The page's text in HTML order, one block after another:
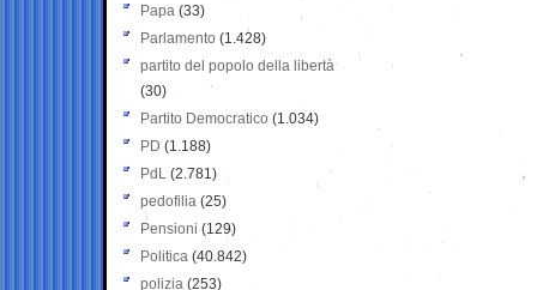
Papa (33)
Parlamento (1.428)
partito del popolo della libertà
(30)
Partito Democratico (1.034)
PD (1.188)
PdL (2.781)
pedofilia (25)
Pensioni (129)
Politica (40.842)
polizia (253)